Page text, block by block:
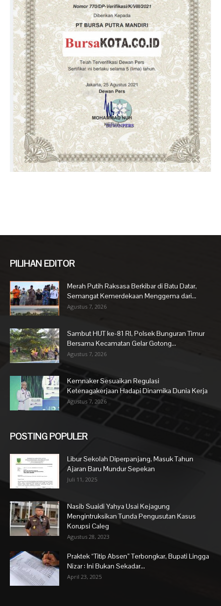
PILIHAN EDITOR
Merah Putih Raksasa Berkibar di Batu Datar,
Semangat Kemerdekaan Menggema dari...
Agustus 7, 2026
Sambut HUT ke-81 RI, Polsek Bunguran Timur
Bersama Kecamatan Gelar Gotong...
Agustus 7, 2026
Kemnaker Sesuaikan Regulasi
Ketenagakerjaan Hadapi Dinamika Dunia Kerja
Agustus 7, 2026
POSTING POPULER
Libur Sekolah Diperpanjang, Masuk Tahun
Ajaran Baru Mundur Sepekan
Juli 11, 2025
Nasib Suaidi Yahya Usai Kejagung
Mengintruksikan Tunda Pengusutan Kasus
Korupsi Caleg
Agustus 28, 2023
Praktek “Titip Absen” Terbongkar, Bupati Lingga
Nizar : Ini Bukan Sekadar...
April 23, 2025